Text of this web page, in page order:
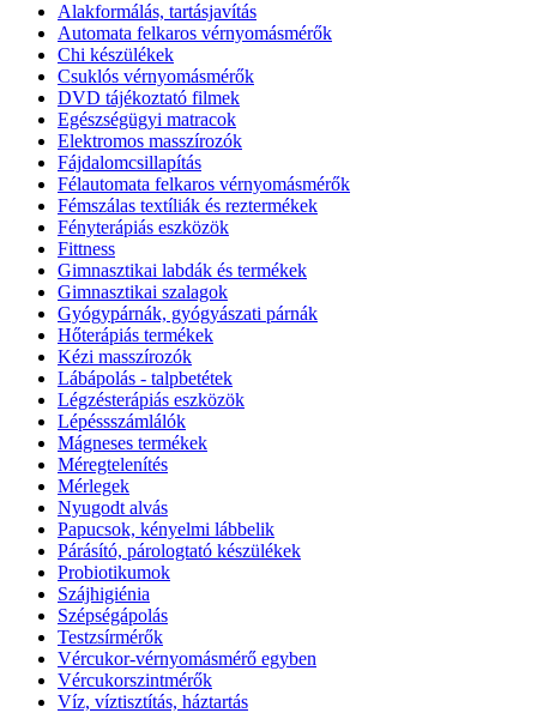
Alakformálás, tartásjavítás
Automata felkaros vérnyomásmérők
Chi készülékek
Csuklós vérnyomásmérők
DVD tájékoztató filmek
Egészségügyi matracok
Elektromos masszírozók
Fájdalomcsillapítás
Félautomata felkaros vérnyomásmérők
Fémszálas textíliák és reztermékek
Fényterápiás eszközök
Fittness
Gimnasztikai labdák és termékek
Gimnasztikai szalagok
Gyógypárnák, gyógyászati párnák
Hőterápiás termékek
Kézi masszírozók
Lábápolás - talpbetétek
Légzésterápiás eszközök
Lépéssszámlálók
Mágneses termékek
Méregtelenítés
Mérlegek
Nyugodt alvás
Papucsok, kényelmi lábbelik
Párásító, párologtató készülékek
Probiotikumok
Szájhigiénia
Szépségápolás
Testzsírmérők
Vércukor-vérnyomásmérő egyben
Vércukorszintmérők
Víz, víztisztítás, háztartás